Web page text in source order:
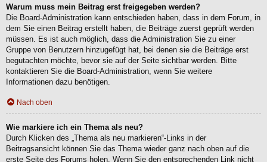
Warum muss mein Beitrag erst freigegeben werden?
Die Board-Administration kann entschieden haben, dass in dem Forum, in
dem Sie einen Beitrag erstellt haben, die Beiträge zuerst geprüft werden
müssen. Es ist auch möglich, dass die Administration Sie zu einer
Gruppe von Benutzern hinzugefügt hat, bei denen sie die Beiträge erst
begutachten möchte, bevor sie auf der Seite sichtbar werden. Bitte
kontaktieren Sie die Board-Administration, wenn Sie weitere
Informationen dazu benötigen.
Nach oben
Wie markiere ich ein Thema als neu?
Durch Klicken des „Thema als neu markieren“-Links in der
Beitragsansicht können Sie das Thema wieder ganz nach oben auf die
erste Seite des Forums holen. Wenn Sie den entsprechenden Link nicht